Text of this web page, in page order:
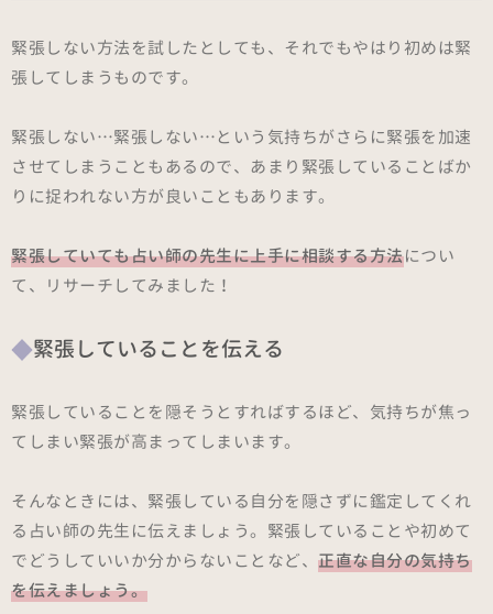
緊張しない方法を試したとしても、それでもやはり初めは緊
張してしまうものです。
緊張しない…緊張しない…という気持ちがさらに緊張を加速
させてしまうこともあるので、あまり緊張していることばか
りに捉われない方が良いこともあります。
緊張していても占い師の先生に上手に相談する方法につい
て、リサーチしてみました！
緊張していることを伝える
緊張していることを隠そうとすればするほど、気持ちが焦っ
てしまい緊張が高まってしまいます。
そんなときには、緊張している自分を隠さずに鑑定してくれ
る占い師の先生に伝えましょう。緊張していることや初めて
でどうしていいか分からないことなど、 正直な自分の気持ち
を伝えましょう。